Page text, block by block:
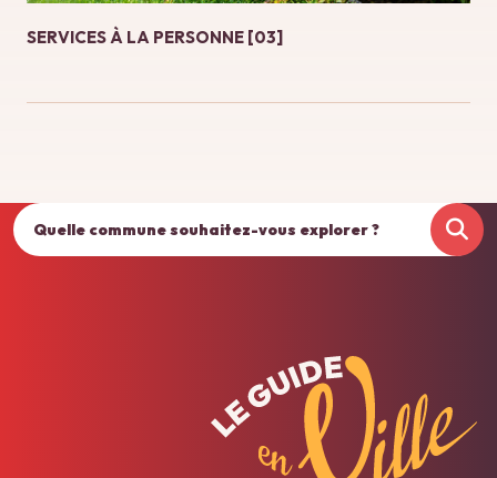
SERVICES À LA PERSONNE [03]